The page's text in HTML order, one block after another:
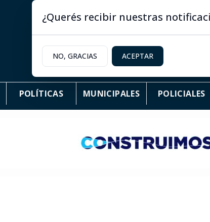
POLÍTICAS MUNICIPALES POLICIALES
¿Querés recibir nuestras
NO, GRACIAS ACEPTAR